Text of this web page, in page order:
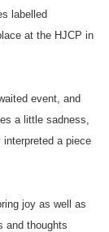
labelled
at the HJCP in
event, and
a little sadness,
a piece
joy as well as
and thoughts